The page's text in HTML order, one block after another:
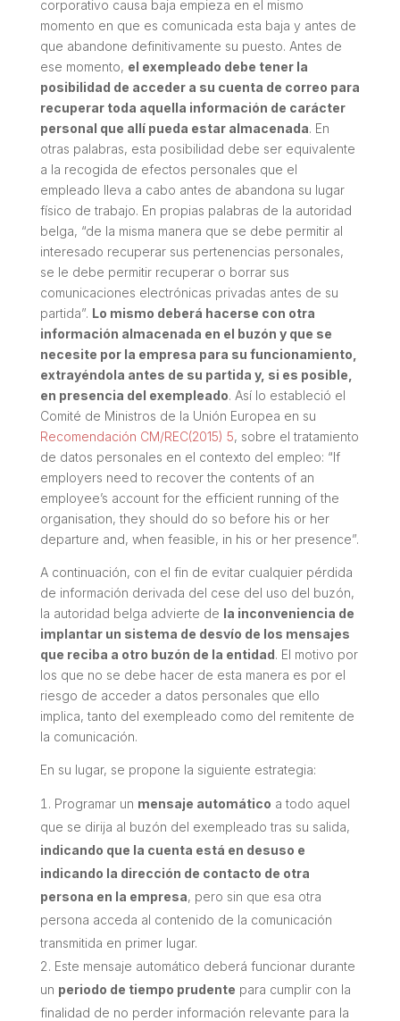
corporativo causa baja empieza en el mismo
momento en que es comunicada esta baja y antes de
que abandone definitivamente su puesto. Antes de
ese momento, el exempleado debe tener la
posibilidad de acceder a su cuenta de correo para
recuperar toda aquella información de carácter
personal que allí pueda estar almacenada. En
otras palabras, esta posibilidad debe ser equivalente
a la recogida de efectos personales que el
empleado lleva a cabo antes de abandona su lugar
físico de trabajo. En propias palabras de la autoridad
belga, “de la misma manera que se debe permitir al
interesado recuperar sus pertenencias personales,
se le debe permitir recuperar o borrar sus
comunicaciones electrónicas privadas antes de su
partida”. Lo mismo deberá hacerse con otra
información almacenada en el buzón y que se
necesite por la empresa para su funcionamiento,
extrayéndola antes de su partida y, si es posible,
en presencia del exempleado. Así lo estableció el
Comité de Ministros de la Unión Europea en su
Recomendación CM/REC(2015) 5, sobre el tratamiento
de datos personales en el contexto del empleo: “If
employers need to recover the contents of an
employee’s account for the efficient running of the
organisation, they should do so before his or her
departure and, when feasible, in his or her presence”.
A continuación, con el fin de evitar cualquier pérdida
de información derivada del cese del uso del buzón,
la autoridad belga advierte de la inconveniencia de
implantar un sistema de desvío de los mensajes
que reciba a otro buzón de la entidad. El motivo por
los que no se debe hacer de esta manera es por el
riesgo de acceder a datos personales que ello
implica, tanto del exempleado como del remitente de
la comunicación.
En su lugar, se propone la siguiente estrategia:
Programar un mensaje automático a todo aquel
que se dirija al buzón del exempleado tras su salida,
indicando que la cuenta está en desuso e
indicando la dirección de contacto de otra
persona en la empresa, pero sin que esa otra
persona acceda al contenido de la comunicación
transmitida en primer lugar.
Este mensaje automático deberá funcionar durante
un periodo de tiempo prudente para cumplir con la
finalidad de no perder información relevante para la